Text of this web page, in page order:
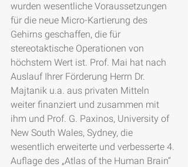
wurden wesentliche Voraussetzungen
für die neue Micro-Kartierung des
Gehirns geschaffen, die für
stereotaktische Operationen von
höchstem Wert ist. Prof. Mai hat nach
Auslauf Ihrer Förderung Herrn Dr.
Majtanik u.a. aus privaten Mitteln
weiter finanziert und zusammen mit
ihm und Prof. G. Paxinos, University of
New South Wales, Sydney, die
wesentlich erweiterte und verbesserte 4.
Auflage des „Atlas of the Human Brain“